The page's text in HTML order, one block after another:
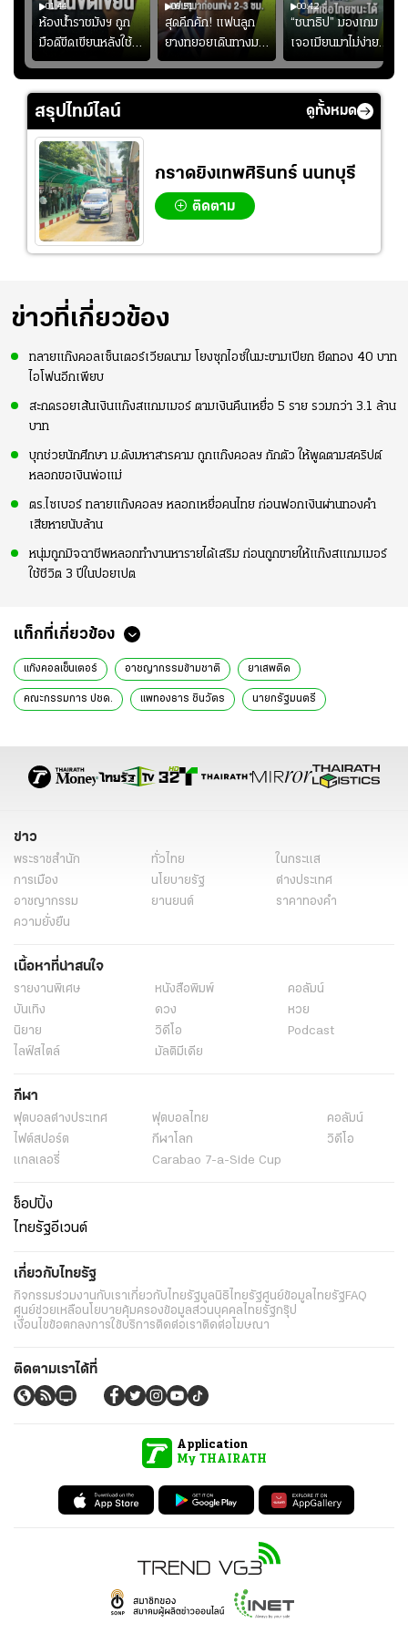
01:44
ห้องน้ำราชมังฯ ถูก
มือดีขีดเขียนหลังใช้
งานเพียงนัดเดียว
สมาคมฟุตบอลฯ
วอนแฟนบอลร่วมกัน
ดูแล
00:51
สุดคึกคัก! แฟนลูก
ยางทยอยเดินทางมา
หน้าสนามกีฬา
สมโภชฯ กันอย่าง
00:42
“ชนาธิป” มองเกม
เจอเมียนมาไม่ง่าย
ยอมรับเป็นงานยาก
สำหรับทีมชาติไทย
แต่เชื่อมั่นศักยภาพ
สรุปไทม์ไลน์ ดูทั้งหมด
กราดยิงเทพศิรินทร์ นนทบุรี
ติดตาม
ข่าวที่เกี่ยวข้อง
ทลายแก๊งคอลเซ็นเตอร์เวียดนาม โยงซุกไอซ์ในมะขามเปียก ยึดทอง 40 บาท
ไอโฟนอีกเพียบ
สะกดรอยเส้นเงินแก๊งสแกมเมอร์ ตามเงินคืนเหยื่อ 5 ราย รวมกว่า 3.1 ล้าน
บาท
บุกช่วยนักศึกษา ม.ดังมหาสารคาม ถูกแก๊งคอลฯ กักตัว ให้พูดตามสคริปต์
หลอกขอเงินพ่อแม่
ตร.ไซเบอร์ ทลายแก๊งคอลฯ หลอกเหยื่อคนไทย ก่อนฟอกเงินผ่านทองคำ
เสียหายนับล้าน
หนุ่มถูกมิจฉาชีพหลอกทำงานหารายได้เสริม ก่อนถูกขายให้แก๊งสแกมเมอร์
ใช้ชีวิต 3 ปีในปอยเปต
แท็กที่เกี่ยวข้อง
แก๊งคอลเซ็นเตอร์ อาชญากรรมข้ามชาติ ยาเสพติด
คณะกรรมการ ปชด. แพทองธาร ชินวัตร นายกรัฐมนตรี
ข่าวการเมือง ไทยรัฐ ข่าวด่วน ข่าวการเมือง
ข่าว
พระราชสำนัก ทั่วไทย
ในกระแส
การเมือง
นโยบายรัฐ
ต่างประเทศ
อาชญากรรม
ยานยนต์
ราคาทองคำ
ความยั่งยืน
เนื้อหาที่น่าสนใจ
รายงานพิเศษ หนังสือพิมพ์
คอลัมน์
บันเทิง
ดวง
หวย
นิยาย
วิดีโอ
Podcast
ไลฟ์สไตล์
มัลติมีเดีย
กีฬา
ฟุตบอลต่่างประเทศ ฟุตบอลไทย
คอลัมน์
ไฟต์สปอร์ต
กีฬาโลก
วิดีโอ
แกลเลอรี่
Carabao 7-a-Side Cup
ช็อปปิ้ง
ไทยรัฐอีเวนต์
เกี่ยวกับไทยรัฐ
กิจกรรมร่วมงานกับเราเกี่ยวกับไทยรัฐมูลนิธิไทยรัฐศูนย์ข้อมูลไทยรัฐFAQ
ศูนย์ช่วยเหลือนโยบายคุ้มครองข้อมูลส่วนบุคคลไทยรัฐกรุ๊ป
เงื่อนไขข้อตกลงการใช้บริการติดต่อเราติดต่อโฆษณา
ติดตามเราได้ที่
Application
My THAIRATH